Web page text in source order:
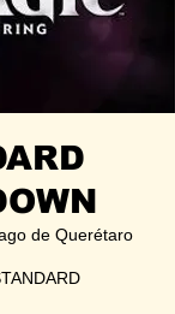
de Querétaro